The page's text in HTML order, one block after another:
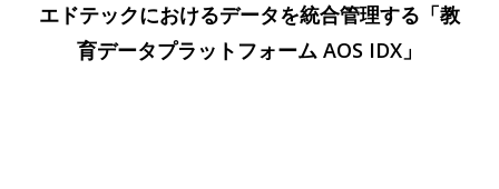
エドテックにおけるデータを統合管理する「教
育データプラットフォーム AOS IDX」